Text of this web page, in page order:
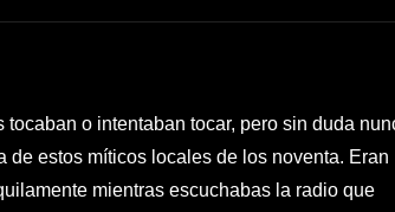
o intentaban tocar, pero sin duda
estos míticos locales de los noventa. Eran
mientras escuchabas la radio que